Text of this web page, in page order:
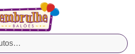
Pesquisar
Balão Metalizado Redondo 20″ Branco – Megatoon